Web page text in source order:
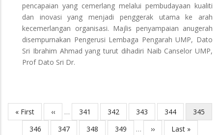
pencapaian yang cemerlang melalui pembudayaan kualiti
dan inovasi yang menjadi penggerak utama ke arah
kecemerlangan organisasi. Majlis penyampaian anugerah
disempurnakan Pengerusi Lembaga Pengarah UMP, Dato
Sri Ibrahim Ahmad yang turut dihadiri Naib Canselor UMP,
Prof Dato Sri Dr.
Pagination
First
page
« First
Previous
page
‹‹ … Page
341 Page
342 Page
343 Page
344
Current
page
345
Page
346 Page
347 Page
348 Page
349 …
Next
››
Last
Last »